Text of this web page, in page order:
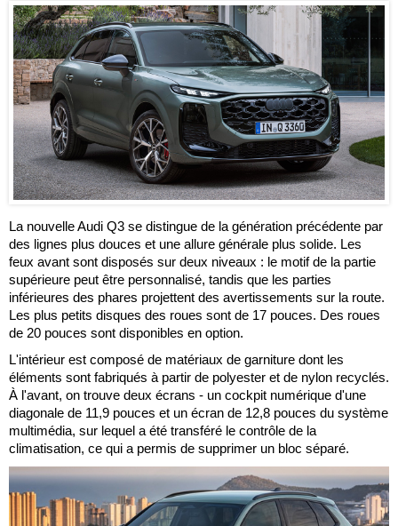
La nouvelle Audi Q3 se distingue de la génération précédente par
des lignes plus douces et une allure générale plus solide. Les
feux avant sont disposés sur deux niveaux : le motif de la partie
supérieure peut être personnalisé, tandis que les parties
inférieures des phares projettent des avertissements sur la route.
Les plus petits disques des roues sont de 17 pouces. Des roues
de 20 pouces sont disponibles en option.
L'intérieur est composé de matériaux de garniture dont les
éléments sont fabriqués à partir de polyester et de nylon recyclés.
À l'avant, on trouve deux écrans - un cockpit numérique d'une
diagonale de 11,9 pouces et un écran de 12,8 pouces du système
multimédia, sur lequel a été transféré le contrôle de la
climatisation, ce qui a permis de supprimer un bloc séparé.